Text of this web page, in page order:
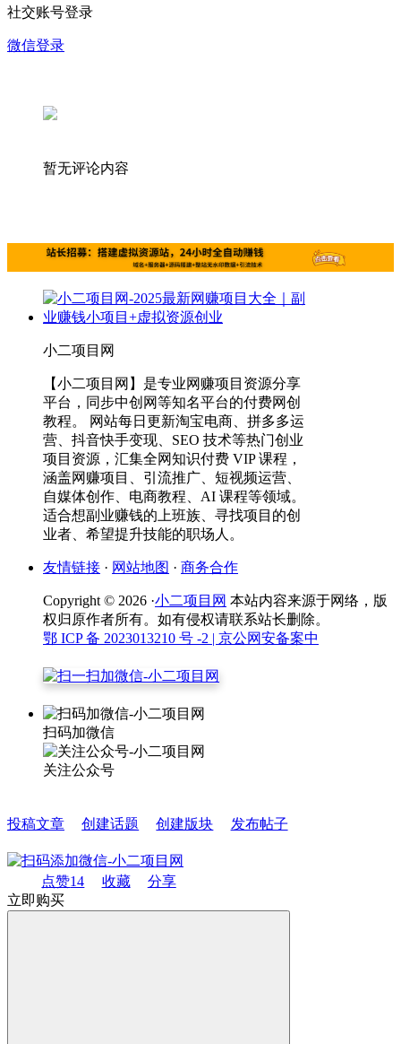
社交账号登录
微信登录
暂无评论内容
小二项目网
【小二项目网】是专业网赚项目资源分享
平台，同步中创网等知名平台的付费网创
教程。 网站每日更新淘宝电商、拼多多运
营、抖音快手变现、SEO 技术等热门创业
项目资源，汇集全网知识付费 VIP 课程，
涵盖网赚项目、引流推广、短视频运营、
自媒体创作、电商教程、AI 课程等领域。
适合想副业赚钱的上班族、寻找项目的创
业者、希望提升技能的职场人。
友情链接 · 网站地图 · 商务合作
Copyright © 2026 ·小二项目网 本站内容来源于网络，版
权归原作者所有。如有侵权请联系站长删除。
鄂 ICP 备 2023013210 号 -2 | 京公网安备案中
扫码加微信
关注公众号
投稿文章 创建话题 创建版块 发布帖子
点赞14 收藏
分享
立即购买